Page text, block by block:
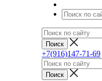
+7(916)147-71-69